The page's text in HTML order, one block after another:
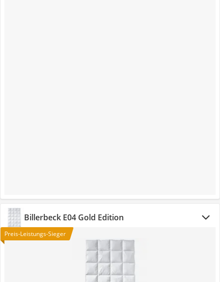
Billerbeck E04 Gold Edition
Preis-Leistungs-Sieger